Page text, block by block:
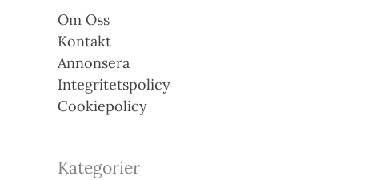
Om Oss
Kontakt
Annonsera
Integritetspolicy
Cookiepolicy
Kategorier